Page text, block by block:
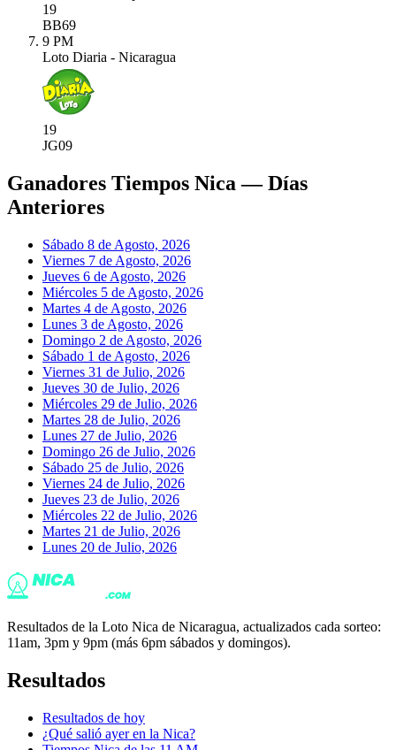
19
BB69
9 PM
Loto Diaria - Nicaragua
19
JG09
Ganadores Tiempos Nica — Días
Anteriores
Sábado 8 de Agosto, 2026
Viernes 7 de Agosto, 2026
Jueves 6 de Agosto, 2026
Miércoles 5 de Agosto, 2026
Martes 4 de Agosto, 2026
Lunes 3 de Agosto, 2026
Domingo 2 de Agosto, 2026
Sábado 1 de Agosto, 2026
Viernes 31 de Julio, 2026
Jueves 30 de Julio, 2026
Miércoles 29 de Julio, 2026
Martes 28 de Julio, 2026
Lunes 27 de Julio, 2026
Domingo 26 de Julio, 2026
Sábado 25 de Julio, 2026
Viernes 24 de Julio, 2026
Jueves 23 de Julio, 2026
Miércoles 22 de Julio, 2026
Martes 21 de Julio, 2026
Lunes 20 de Julio, 2026
Resultados de la Loto Nica de Nicaragua, actualizados cada sorteo:
11am, 3pm y 9pm (más 6pm sábados y domingos).
Resultados
Resultados de hoy
¿Qué salió ayer en la Nica?